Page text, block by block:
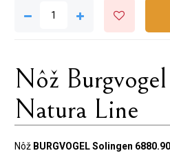
Nôž
Natura Line
Nôž BURGVOGEL Solingen